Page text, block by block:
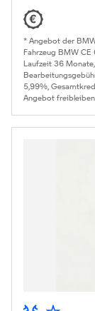
* Angebot der
Fahrzeug BMW
Laufzeit 36
5,99%,
Angebot